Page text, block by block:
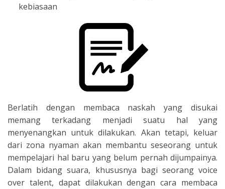
kebiasaan
Berlatih dengan membaca naskah yang disukai
memang terkadang menjadi suatu hal yang
menyenangkan untuk dilakukan. Akan tetapi, keluar
dari zona nyaman akan membantu seseorang untuk
mempelajari hal baru yang belum pernah dijumpainya.
Dalam bidang suara, khususnya bagi seorang voice
over talent, dapat dilakukan dengan cara membaca